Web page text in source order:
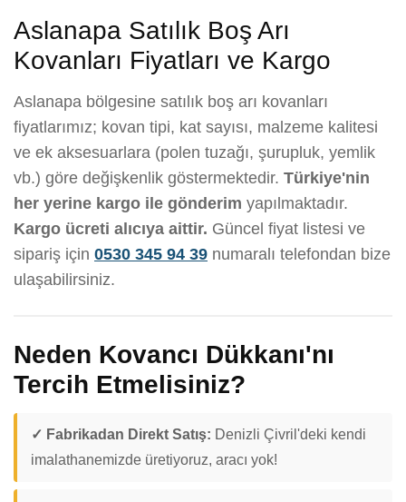
Aslanapa Satılık Boş Arı
Kovanları Fiyatları ve Kargo
Aslanapa bölgesine satılık boş arı kovanları
fiyatlarımız; kovan tipi, kat sayısı, malzeme kalitesi
ve ek aksesuarlara (polen tuzağı, şurupluk, yemlik
vb.) göre değişkenlik göstermektedir. Türkiye'nin
her yerine kargo ile gönderim yapılmaktadır.
Kargo ücreti alıcıya aittir. Güncel fiyat listesi ve
sipariş için 0530 345 94 39 numaralı telefondan bize
ulaşabilirsiniz.
Neden Kovancı Dükkanı'nı
Tercih Etmelisiniz?
✓ Fabrikadan Direkt Satış: Denizli Çivril'deki kendi
imalathanemizde üretiyoruz, aracı yok!